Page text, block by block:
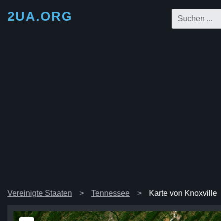
2UA.ORG
Vereinigte Staaten Tennessee Karte von Knoxville